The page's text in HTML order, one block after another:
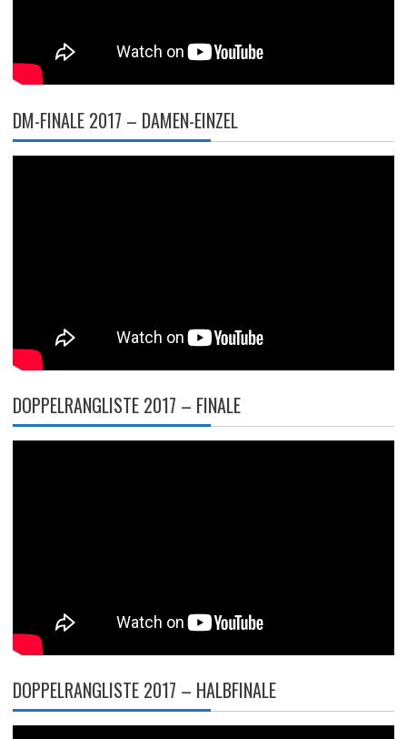
DM-FINALE 2017 – DAMEN-EINZEL
DOPPELRANGLISTE 2017 – FINALE
DOPPELRANGLISTE 2017 – HALBFINALE